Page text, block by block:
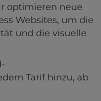
optimieren neue
Websites, um die
und die visuelle
Tarif hinzu, ab